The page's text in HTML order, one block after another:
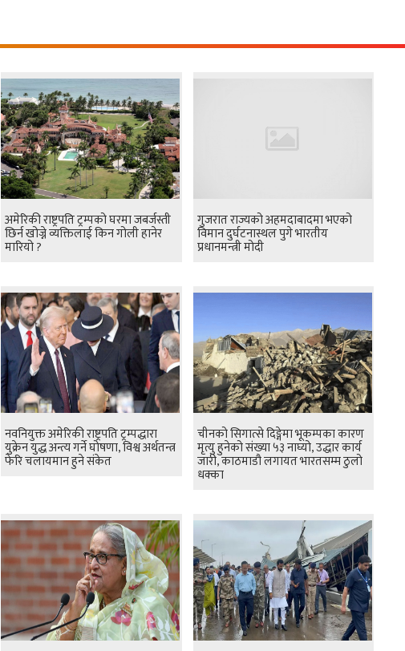
अमेरिकी राष्ट्रपति ट्रम्पको घरमा जबर्जस्ती
छिर्न खोज्ने व्यक्तिलाई किन गोली हानेर
मारियो ?
गुजरात राज्यको अहमदाबादमा भएको
विमान दुर्घटनास्थल पुगे भारतीय
प्रधानमन्त्री मोदी
नवनियुक्त अमेरिकी राष्ट्रपति ट्रम्पद्धारा
युक्रेन युद्ध अन्त्य गर्ने घोषणा, विश्व अर्थतन्त्र
फेरि चलायमान हुने संकेत
चीनको सिगात्से दिङ्गेमा भूकम्पका कारण
मृत्यु हुनेको संख्या ५३ नाघ्यो, उद्धार कार्य
जारी, काठमाडौ लगायत भारतसम्म ठुलो
धक्का